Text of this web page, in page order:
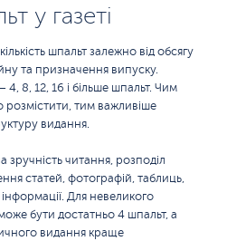
у газеті
шпальт залежно від обсягу
та призначення випуску.
8, 12, 16 і більше шпальт. Чим
розмістити, тим важливіше
видання.
зручність читання, розподіл
статей, фотографій, таблиць,
інформації. Для невеликого
бути достатньо 4 шпальт, а
видання краще